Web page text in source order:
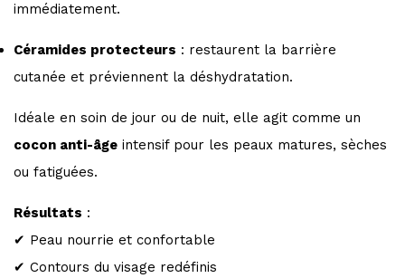
immédiatement.
Céramides protecteurs : restaurent la barrière
cutanée et préviennent la déshydratation.
Idéale en soin de jour ou de nuit, elle agit comme un
cocon anti-âge intensif pour les peaux matures, sèches
ou fatiguées.
Résultats :
✔ Peau nourrie et confortable
✔ Contours du visage redéfinis